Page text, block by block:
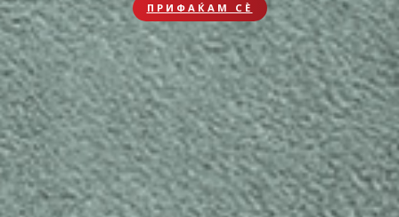
ПРИФАЌАМ СЀ